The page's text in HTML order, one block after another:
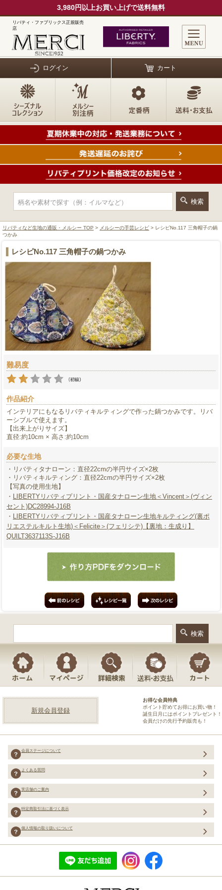
3,980円以上お買い上げで送料無料
リバティ・ファブリックス正規販売
店
ログイン カート
リバティなど生地の通販・メルシー TOP > メルシーの手芸レシピ > レシピNo.117 三角帽子の鍋
つかみ
レシピNo.117 三角帽子の鍋つかみ
難易度
作品紹介
インテリアにもなるリバティキルティングで作った鍋つかみです。リバ
ーシブルで使えます。
【出来上がりサイズ】
直径:約10cm × 高さ:約10cm
必要な生地
・リバティタナローン：直径22cmの半円サイズ×2枚
・リバティキルティング：直径22cmの半円サイズ×2枚
【写真の使用生地】
・ LIBERTYリバティプリント・国産タナローン生地＜Vincent＞(ヴィン
セント)DC28994-J16B
・ LIBERTYリバティプリント・国産タナローン生地キルティング(裏ポ
リエステルキルト生地)＜Felicite＞(フェリシテ)【裏地：生成り】
QUILT3637113S-J16B
新規会員登録
お得な会員特典
ポイント貯めてお得にお買い物！
誕生日月にはポイントプレゼント！
会員だけの先行予約販売も！
会員ステージについて
よくある質問
実店舗のご案内
特定商取引法に基づく表示
個人情報の取り扱いについて